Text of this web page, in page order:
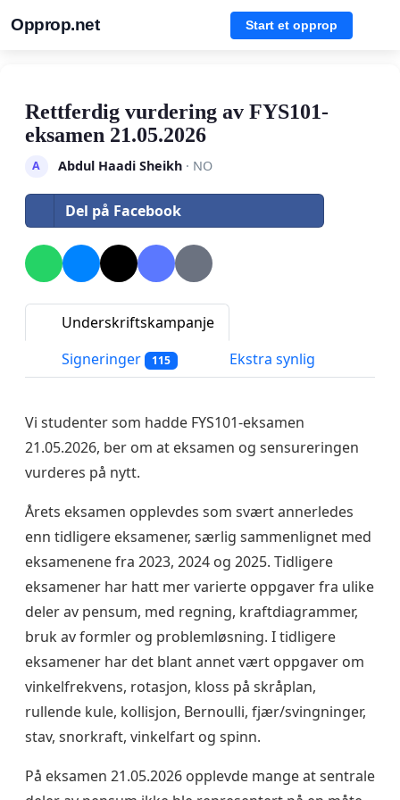
Opprop.net Start et opprop
Rettferdig vurdering av FYS101-
eksamen 21.05.2026
A Abdul Haadi Sheikh· NO
Del på Facebook
Underskriftskampanje
Signeringer
115 Ekstra synlig
Vi studenter som hadde FYS101-eksamen
21.05.2026, ber om at eksamen og sensureringen
vurderes på nytt.
Årets eksamen opplevdes som svært annerledes
enn tidligere eksamener, særlig sammenlignet med
eksamenene fra 2023, 2024 og 2025. Tidligere
eksamener har hatt mer varierte oppgaver fra ulike
deler av pensum, med regning, kraftdiagrammer,
bruk av formler og problemløsning. I tidligere
eksamener har det blant annet vært oppgaver om
vinkelfrekvens, rotasjon, kloss på skråplan,
rullende kule, kollisjon, Bernoulli, fjær/svingninger,
stav, snorkraft, vinkelfart og spinn.
På eksamen 21.05.2026 opplevde mange at sentrale